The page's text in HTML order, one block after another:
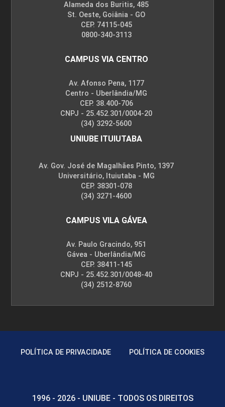
Alameda dos Buritis, 485
St. Oeste, Goiânia - GO
CEP. 74115-045
0800-340-3113
CAMPUS VIA CENTRO
Av. Afonso Pena, 1177
Centro - Uberlândia/MG
CEP. 38.400-706
CNPJ - 25.452.301/0004-20
(34) 3292-5600
UNIUBE ITUIUTABA
Av. Gov. José de Magalhães Pinto, 1397
Universitário, Ituiutaba - MG
CEP. 38301-078
(34) 3271-4600
CAMPUS VILA GÁVEA
Av. Paulo Gracindo, 951
Gávea - Uberlândia/MG
CEP. 38411-145
CNPJ - 25.452.301/0048-40
(34) 2512-8760
POLÍTICA DE PRIVACIDADE POLÍTICA DE COOKIES
1996 - 2026 - UNIUBE - TODOS OS DIREITOS